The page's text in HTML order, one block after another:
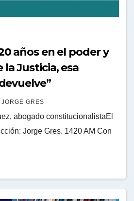
años en el poder y
Justicia, esa
JORGE GRES
abogado constitucionalistaEl
Jorge Gres. 1420 AM Con